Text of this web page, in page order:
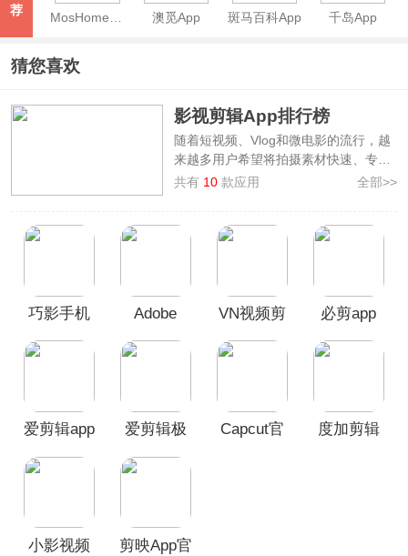
荐
澳觅App 斑马百科App 千岛App
猜您喜欢
影视剪辑App排行榜
随着短视频、Vlog和微电影的流行，越
来越多用户希望将拍摄素材快速、专
业、有创意地呈现出来。因此，选择一
，榜单基于各大应用市场的软件下载
映、Capcut、度加剪辑、小影、爱剪
辑极速版、爱剪辑、巧影、Premiere
频剪辑、专业视频制作、简单快速剪辑
来源于各大应用市场及用户评价，我们
会定期更新榜单，确保信息的时效性和
共有 10 款应用 全部>>
巧影手机
Adobe
VN视频剪
必剪app
爱剪辑app
爱剪辑极
最新版
Capcut官
度加剪辑
小影视频
剪映App官